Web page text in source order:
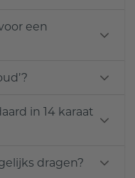
een
in 14 karaat
dragen?